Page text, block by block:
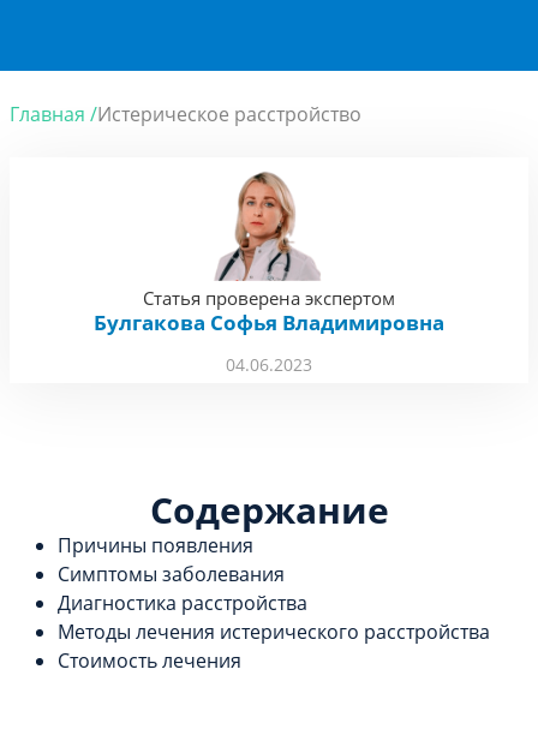
Главная /Истерическое расстройство
04.06.2023
Статья проверена экспертом
Булгакова Софья Владимировна
Содержание
Причины появления
Симптомы заболевания
Диагностика расстройства
Методы лечения истерического расстройства
Стоимость лечения